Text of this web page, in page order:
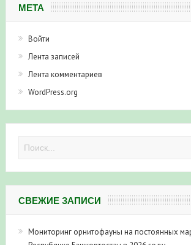
МЕТА
Войти
Лента записей
Лента комментариев
WordPress.org
СВЕЖИЕ ЗАПИСИ
Мониторинг орнитофауны на постоянных